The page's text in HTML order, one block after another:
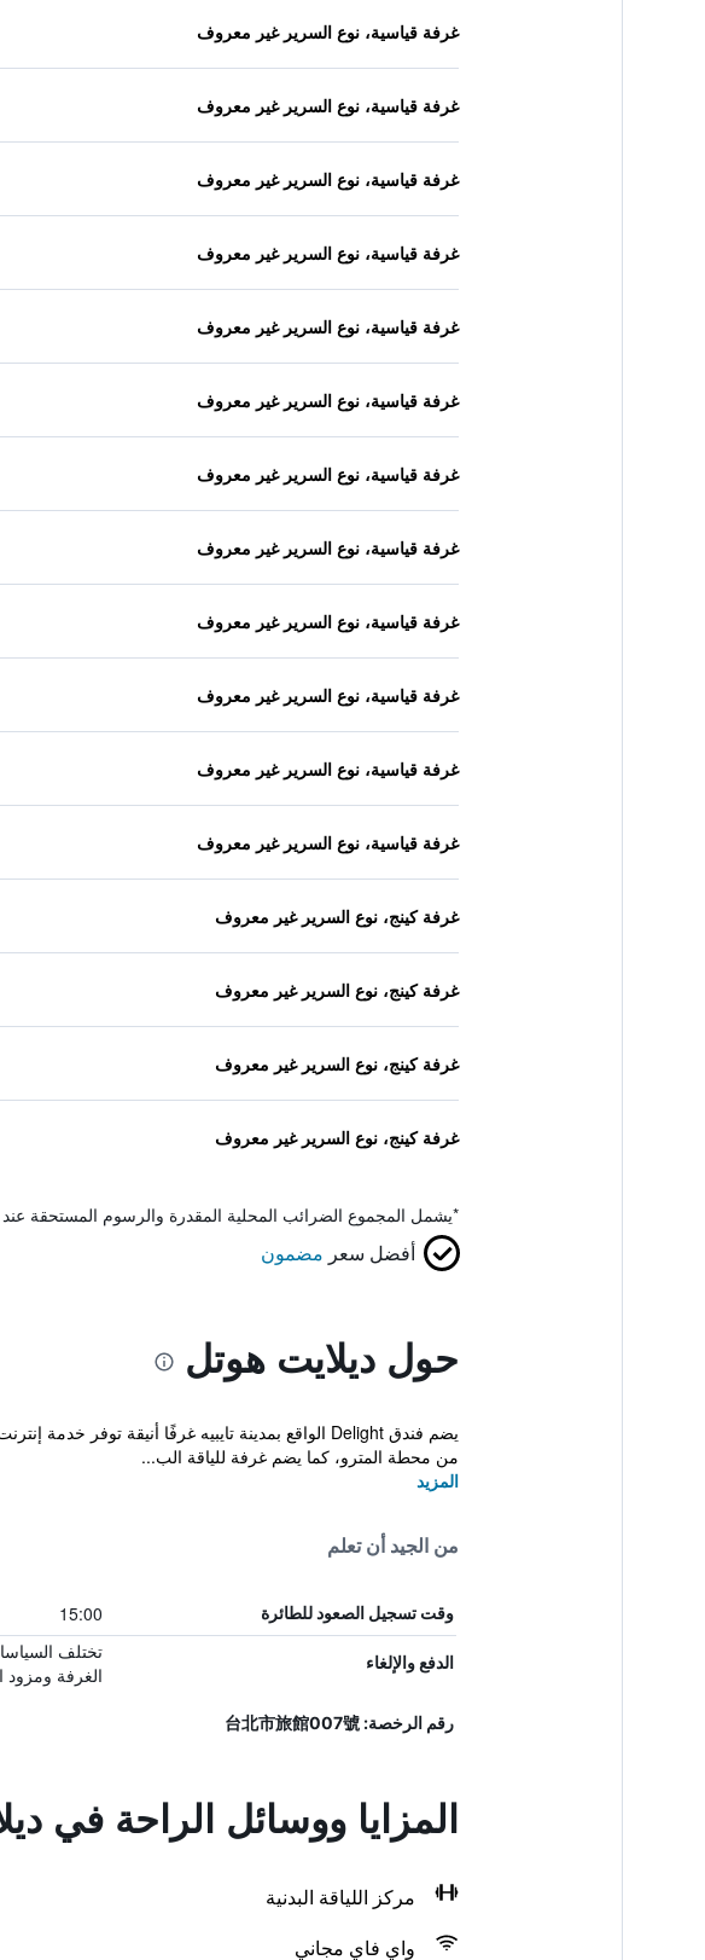
غرفة قياسية، نوع السرير غير معروف
غرفة قياسية، نوع السرير غير معروف
غرفة قياسية، نوع السرير غير معروف
غرفة قياسية، نوع السرير غير معروف
غرفة قياسية، نوع السرير غير معروف
غرفة قياسية، نوع السرير غير معروف
غرفة قياسية، نوع السرير غير معروف
غرفة قياسية، نوع السرير غير معروف
غرفة قياسية، نوع السرير غير معروف
غرفة قياسية، نوع السرير غير معروف
غرفة قياسية، نوع السرير غير معروف
غرفة قياسية، نوع السرير غير معروف
غرفة كينج، نوع السرير غير معروف
غرفة كينج، نوع السرير غير معروف
غرفة كينج، نوع السرير غير معروف
غرفة كينج، نوع السرير غير معروف
*يشمل المجموع الضرائب المحلية المقدرة والرسوم المستحقة
أفضل سعر مضمون
حول ديلايت هوتل
من محطة المترو، كما يضم غرفة للياقة الب...
المزيد
من الجيد أن تعلم
وقت تسجيل الصعود للطائرة 15:00
الدفع والإلغاء
تختلف
الغرفة ومزود
رقم الرخصة: 台北市旅館007號
المزايا ووسائل الراحة في
مركز اللياقة البدنية
واي فاي مجاني